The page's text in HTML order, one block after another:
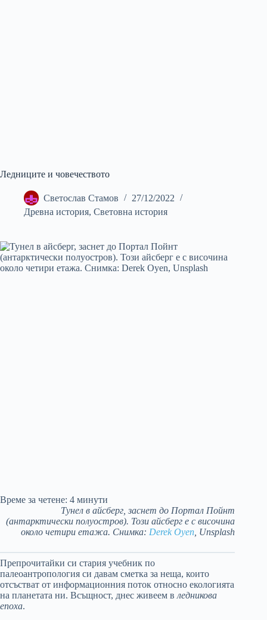
Ледниците и човечеството
Светослав Стамов
27/12/2022
Древна история, Световна история
Време за четене: 4 минути
Тунел в айсберг, заснет до Портал Пойнт
(антарктически полуостров). Този айсберг е с височина
около четири етажа. Снимка: Derek Oyen , Unsplash
Препрочитайки си стария учебник по
палеоантропология си давам сметка за неща, които
отсъстват от информационния поток относно екологията
на планетата ни. Всъщност, днес живеем в ледникова
епоха.